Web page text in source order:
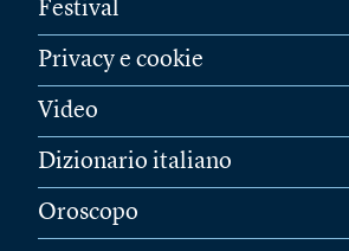
Festival
Privacy e cookie
Video
Dizionario italiano
Oroscopo